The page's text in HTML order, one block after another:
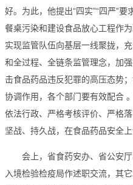
好。为此，他提出“四实”“四严”
餐桌污染和建设食品放心工程作
实现监管队伍向基层一线聚拢，
和全过程、全链条监管理念，加
击食品药品违反犯罪的高压态势
协调作用，各个部门要有效配合
依法行政、严格考核评价、严格
坚战、持久战，在食品药品安全上
会上，省食药安办、省公安厅
入境检验检疫局作述职交流，其